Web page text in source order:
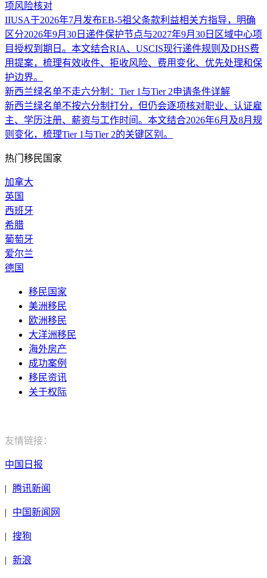
项风险核对
IIUSA于2026年7月发布EB-5祖父条款利益相关方指导，明确
区分2026年9月30日递件保护节点与2027年9月30日区域中心项
目授权到期日。本文结合RIA、USCIS现行递件规则及DHS费
用提案，梳理有效收件、拒收风险、费用变化、优先处理和保
护边界。
新西兰绿名单不走六分制：Tier 1与Tier 2申请条件详解
新西兰绿名单不按六分制打分，但仍会逐项核对职业、认证雇
主、学历注册、薪资与工作时间。本文结合2026年6月及8月规
则变化，梳理Tier 1与Tier 2的关键区别。
热门移民国家
加拿大
英国
西班牙
希腊
葡萄牙
爱尔兰
德国
移民国家
美洲移民
欧洲移民
大洋洲移民
海外房产
成功案例
移民资讯
关于权际
友情链接：
中国日报
| 腾讯新闻
| 中国新闻网
| 搜狗
| 新浪